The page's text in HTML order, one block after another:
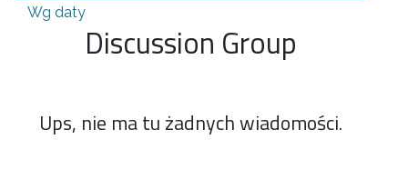
Wg daty
Discussion Group
Ups, nie ma tu żadnych wiadomości.